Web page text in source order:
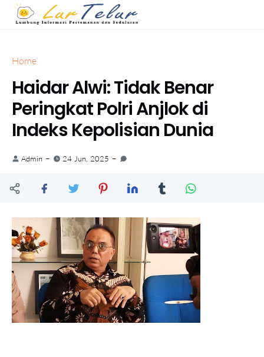
Home
Haidar Alwi: Tidak Benar
Peringkat Polri Anjlok di
Indeks Kepolisian Dunia
Admin 24 Jun, 2025